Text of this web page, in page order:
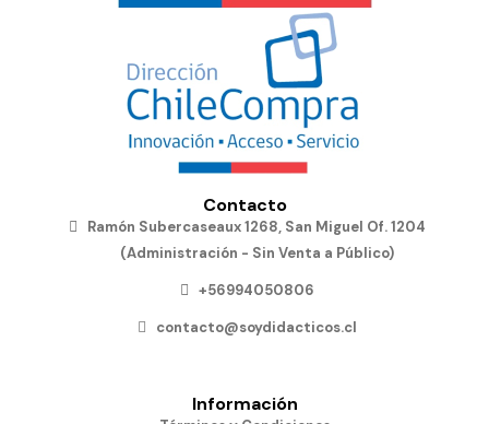
Contacto
Ramón Subercaseaux 1268, San Miguel Of. 1204
(Administración - Sin Venta a Público)
+56994050806
contacto@soydidacticos.cl
Información